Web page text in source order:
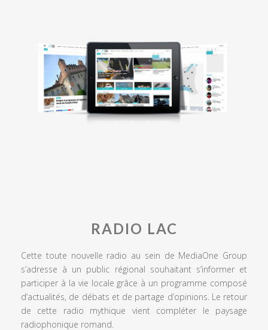
RADIO LAC
Cette toute nouvelle radio au sein de MediaOne Group
s’adresse à un public régional souhaitant s’informer et
participer à la vie locale grâce à un programme composé
d’actualités, de débats et de partage d’opinions. Le retour
de cette radio mythique vient compléter le paysage
radiophonique romand.